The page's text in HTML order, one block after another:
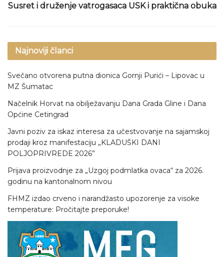
Susret i druženje vatrogasaca USK i praktična obuka
Najnoviji članci
Svečano otvorena putna dionica Gornji Purići – Lipovac u
MZ Šumatac
Načelnik Horvat na obilježavanju Dana Grada Gline i Dana
Općine Cetingrad
Javni poziv za iskaz interesa za učestvovanje na sajamskoj
prodaji kroz manifestaciju „KLADUŠKI DANI
POLJOPRIVREDE 2026”
Prijava proizvodnje za „Uzgoj podmlatka ovaca“ za 2026.
godinu na kantonalnom nivou
FHMZ izdao crveno i narandžasto upozorenje za visoke
temperature: Pročitajte preporuke!